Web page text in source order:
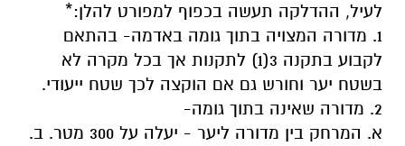
לעיל, ההדלקה תעשה בכפוף למפורט להלן:*
1. מדורה המצויה בתוך גומה באדמה- בהתאם
לקבוע בתקנה 3(1) לתקנות אך בכל מקרה לא
בשטח יער וחורש גם אם הוקצה לכך שטח ייעודי.
2. מדורה שאינה בתוך גומה-
א. המרחק בין מדורה ליער - יעלה על 300 מטר. ב.